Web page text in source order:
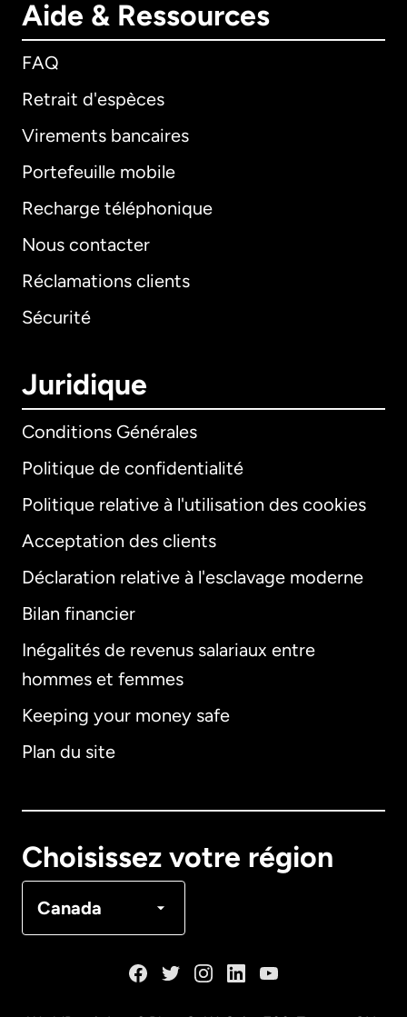
Aide & Ressources
FAQ
Retrait d'espèces
Virements bancaires
Portefeuille mobile
Recharge téléphonique
Nous contacter
Réclamations clients
Sécurité
Juridique
Conditions Générales
Politique de confidentialité
Politique relative à l'utilisation des cookies
Acceptation des clients
Déclaration relative à l'esclavage moderne
Bilan financier
Inégalités de revenus salariaux entre
hommes et femmes
Keeping your money safe
Plan du site
Choisissez votre région
Canada
International
Allemagne
Français